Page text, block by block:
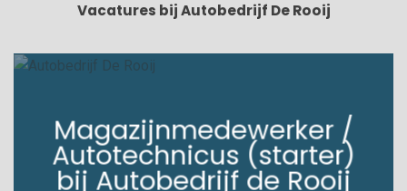
Vacatures bij Autobedrijf De Rooij
Magazijnmedewerker /
Autotechnicus (starter)
bij Autobedrijf de Rooij